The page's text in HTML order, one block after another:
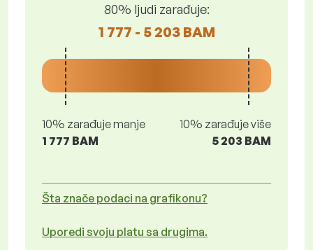
80% ljudi zarađuje:
1 777 - 5 203 BAM
10% zarađuje manje
1 777 BAM
10% zarađuje više
5 203 BAM
Šta znače podaci na grafikonu?
Uporedi svoju platu sa drugima.